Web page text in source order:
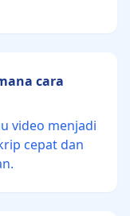
cara
video menjadi
cepat dan